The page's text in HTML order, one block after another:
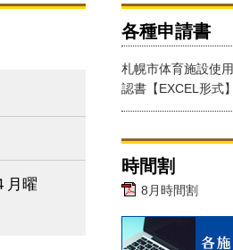
月曜
各種申請書
札幌市体育施設使
認書【EXCEL形式】
時間割
8月時間割